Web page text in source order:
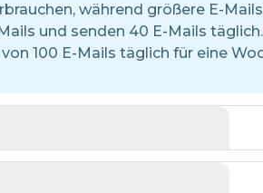
während größere E-
und senden 40 E-Mails
100 E-Mails täglich für eine